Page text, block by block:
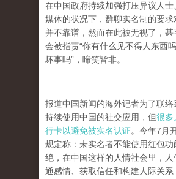
在中国政府持续加强打压异议人
媒体的状况下，群聊实名制的要
并不靠谱，然而在此被无视了，
会被指责“你有什么见不得人东西
坏事吗”，啼笑皆非。
报道中国新闻的海外记者为了联络
持续使用中国的社交应用， 但很多
行卡以避免被实名认证。 今年7月
规定称：未实名者不能使用红包功
绝，在中国这样的人情社会里，人
通感情、获取信任和构建人际关系